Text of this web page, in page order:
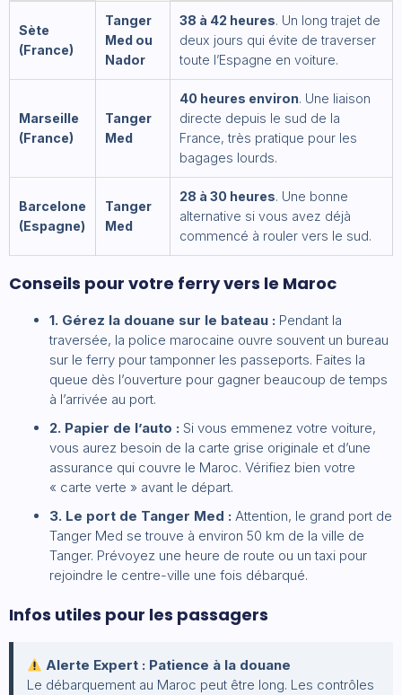
Sète
(France)
Tanger
Med ou
Nador
38 à 42 heures. Un long trajet de
deux jours qui évite de traverser
toute l’Espagne en voiture.
Marseille
(France)
Tanger
Med
40 heures environ. Une liaison
directe depuis le sud de la
France, très pratique pour les
bagages lourds.
Barcelone
(Espagne)
Tanger
Med
28 à 30 heures. Une bonne
alternative si vous avez déjà
commencé à rouler vers le sud.
Conseils pour votre ferry vers le Maroc
1. Gérez la douane sur le bateau : Pendant la
traversée, la police marocaine ouvre souvent un bureau
sur le ferry pour tamponner les passeports. Faites la
queue dès l’ouverture pour gagner beaucoup de temps
à l’arrivée au port.
2. Papier de l’auto : Si vous emmenez votre voiture,
vous aurez besoin de la carte grise originale et d’une
assurance qui couvre le Maroc. Vérifiez bien votre
« carte verte » avant le départ.
3. Le port de Tanger Med : Attention, le grand port de
Tanger Med se trouve à environ 50 km de la ville de
Tanger. Prévoyez une heure de route ou un taxi pour
rejoindre le centre-ville une fois débarqué.
Infos utiles pour les passagers
Alerte Expert : Patience à la douane
Le débarquement au Maroc peut être long. Les contrôles